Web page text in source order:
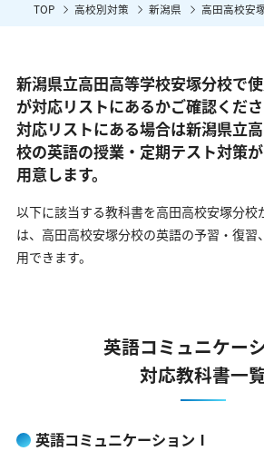
TOP 高校別対策 新潟県 高田高校安
新潟県立高田高等学校安塚分校で
が対応リストにあるかご確認くださ
対応リストにある場合は新潟県立
校の英語の授業・定期テスト対策
用意します。
以下に該当する教科書を高田高校安塚分校
は、 高田高校安塚分校の英語の予習・復習
用できます。
英語コミュニケー
対応教科書一
英語コミュニケーションⅠ